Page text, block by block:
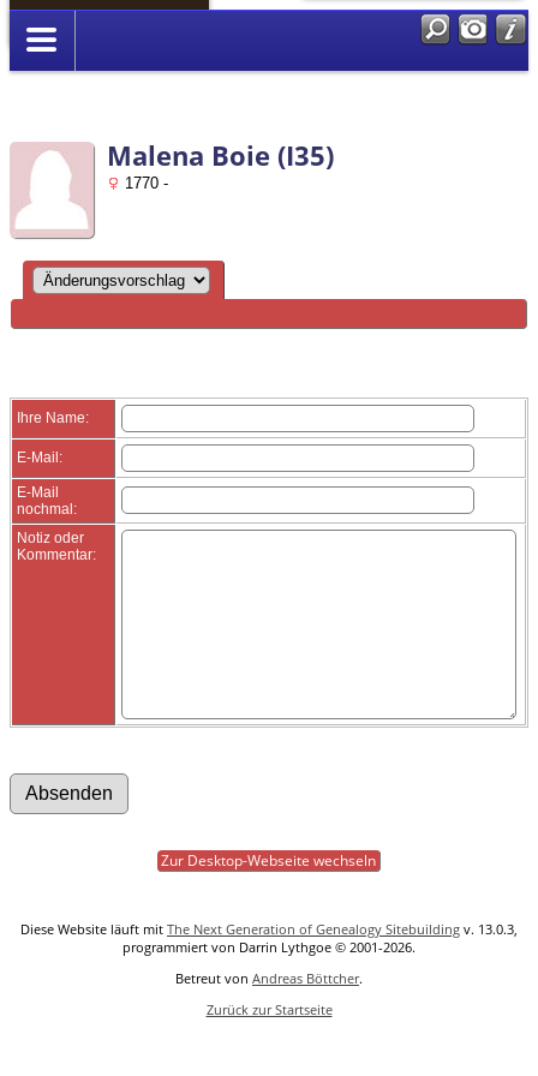
Anmelden
Malena Boie (I35)
1770 -
Ihre Name:
E-Mail:
E-Mail
nochmal:
Notiz oder
Kommentar:
Zur Desktop-Webseite wechseln
Diese Website läuft mit The Next Generation of Genealogy Sitebuilding v. 13.0.3,
programmiert von Darrin Lythgoe © 2001-2026.
Betreut von Andreas Böttcher.
Zurück zur Startseite